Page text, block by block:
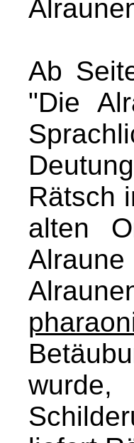
Ab
"Die
Rätsch
alten